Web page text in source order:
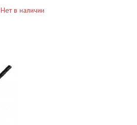
Нет в наличии